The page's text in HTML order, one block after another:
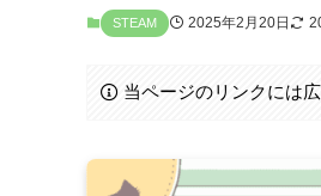
STEAM 2025年2月20日
当ページのリンクには